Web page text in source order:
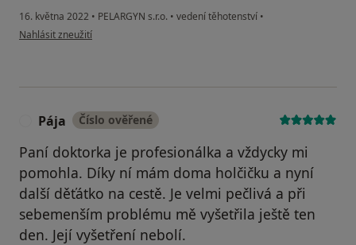
16. května 2022 • PELARGYN s.r.o. • vedení těhotenství •
podle názoru uživatele Lenka
Nahlásit zneužití
Pája Číslo ověřené
Paní doktorka je profesionálka a vždycky mi
pomohla. Díky ní mám doma holčičku a nyní
další děťátko na cestě. Je velmi pečlivá a při
sebemenším problému mě vyšetřila ještě ten
den. Její vyšetření nebolí.